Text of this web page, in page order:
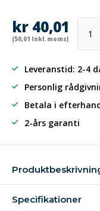
kr 40,01
(50,01 Inkl. moms)
Leveranstid: 2-4
Personlig
Betala i
2-års garanti
Specifikationer